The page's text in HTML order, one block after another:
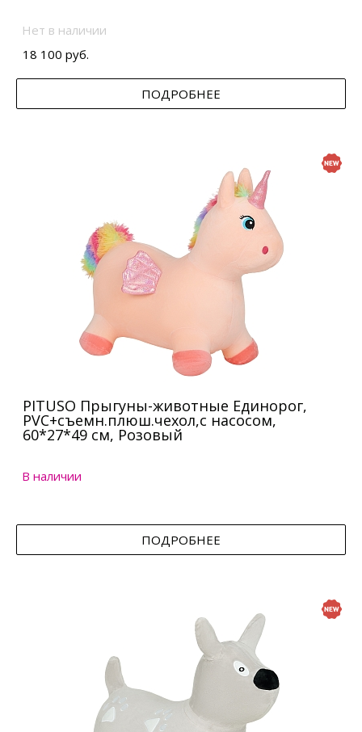
Нет в наличии
18 100 руб.
ПОДРОБНЕЕ
PITUSO Прыгуны-животные Единорог,
PVC+съемн.плюш.чехол,с насосом,
60*27*49 см, Розовый
В наличии
ПОДРОБНЕЕ